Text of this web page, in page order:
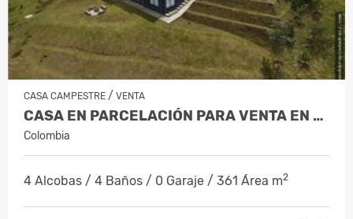
CASA CAMPESTRE / VENTA
CASA EN PARCELACIÓN PARA VENTA EN EL…
Colombia
4 Alcobas / 4 Baños / 0 Garaje / 361 Área m2